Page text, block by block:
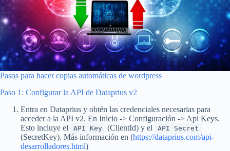
Pasos para hacer copias automáticas de wordpress
Paso 1: Configurar la API de Dataprius v2
Entra en Dataprius y obtén las credenciales necesarias para
acceder a la API v2. En Inicio -> Configuración -> Api Keys.
Esto incluye el
API Key (ClientId) y el API Secret
(SecretKey). Más información en (https://dataprius.com/api-
desarrolladores.html)